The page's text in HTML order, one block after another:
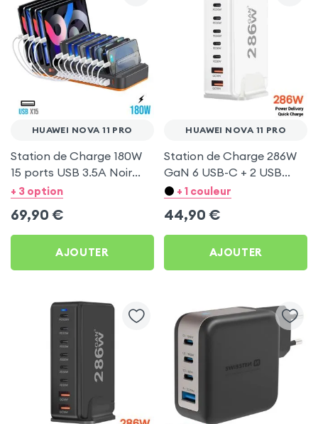
HUAWEI NOVA 11 PRO
Station de Charge 180W
15 ports USB 3.5A Noir
pour Huawei Nova 11 Pro
+ 3 option
69,90 €
AJOUTER
HUAWEI NOVA 11 PRO
Station de Charge 286W
GaN 6 USB-C + 2 USB
Blanc pour Huawei Nova
+ 1 couleur
44,90 €
AJOUTER